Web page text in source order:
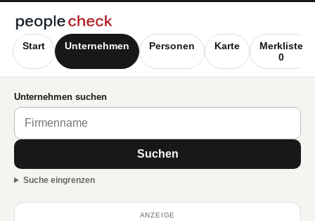
Start Unternehmen Personen Karte
Merkliste
0
Unternehmen suchen
Suchen
Suche eingrenzen
ANZEIGE